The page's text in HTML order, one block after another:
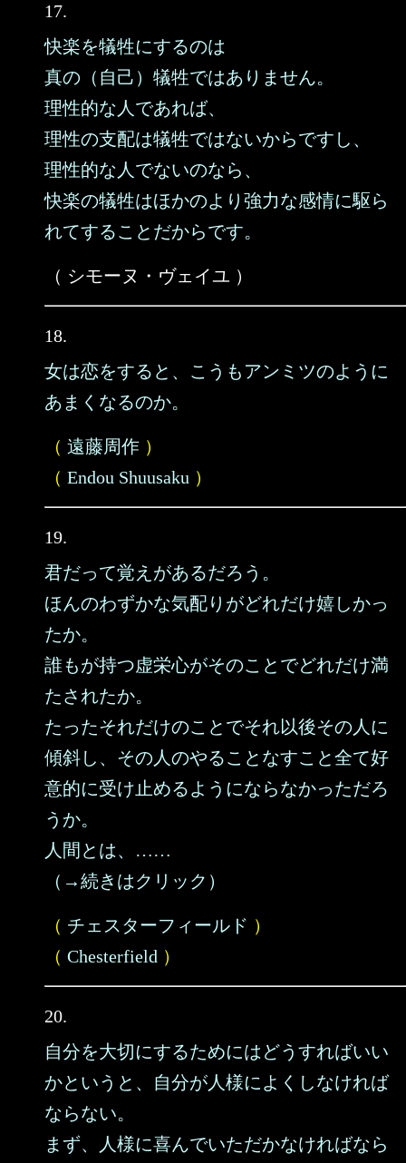
17.
快楽を犠牲にするのは
真の（自己）犠牲ではありません。
理性的な人であれば、
理性の支配は犠牲ではないからですし、
理性的な人でないのなら、
快楽の犠牲はほかのより強力な感情に駆ら
れてすることだからです。
（ シモーヌ・ヴェイユ ）
18.
女は恋をすると、こうもアンミツのように
あまくなるのか。
（ 遠藤周作 ）
（ Endou Shuusaku ）
19.
君だって覚えがあるだろう。
ほんのわずかな気配りがどれだけ嬉しかっ
たか。
誰もが持つ虚栄心がそのことでどれだけ満
たされたか。
たったそれだけのことでそれ以後その人に
傾斜し、その人のやることなすこと全て好
意的に受け止めるようにならなかっただろ
うか。
人間とは、……
（→続きはクリック）
（ チェスターフィールド ）
（ Chesterfield ）
20.
自分を大切にするためにはどうすればいい
かというと、自分が人様によくしなければ
ならない。
まず、人様に喜んでいただかなければなら